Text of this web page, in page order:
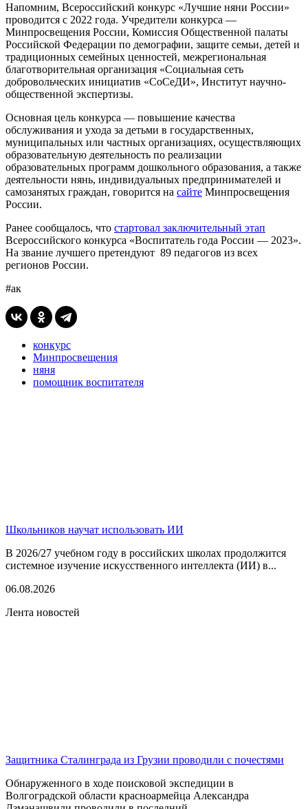
Напомним, Всероссийский конкурс «Лучшие няни России»
проводится с 2022 года. Учредители конкурса —
Минпросвещения России, Комиссия Общественной палаты
Российской Федерации по демографии, защите семьи, детей и
традиционных семейных ценностей, межрегиональная
благотворительная организация «Социальная сеть
добровольческих инициатив «СоСеДИ», Институт научно-
общественной экспертизы.
Основная цель конкурса — повышение качества
обслуживания и ухода за детьми в государственных,
муниципальных или частных организациях, осуществляющих
образовательную деятельность по реализации
образовательных программ дошкольного образования, а также
деятельности нянь, индивидуальных предпринимателей и
самозанятых граждан, говорится на сайте Минпросвещения
России.
Ранее сообщалось, что стартовал заключительный этап
Всероссийского конкурса «Воспитатель года России — 2023».
На звание лучшего претендуют 89 педагогов из всех
регионов России.
#ак
конкурс
Минпросвещения
няня
помощник воспитателя
Школьников научат использовать ИИ
В 2026/27 учебном году в российских школах продолжится
системное изучение искусственного интеллекта (ИИ) в...
06.08.2026
Лента новостей
Защитника Сталинграда из Грузии проводили с почестями
Обнаруженного в ходе поисковой экспедиции в
Волгоградской области красноармейца Александра